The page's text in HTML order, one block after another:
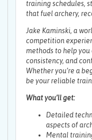
training schedules,
that fuel archery,
Jake Kaminski, a
competition
methods to help
consistency, and
Whether you’re a
be your reliable
What you’ll get:
Detailed
aspects of
Mental